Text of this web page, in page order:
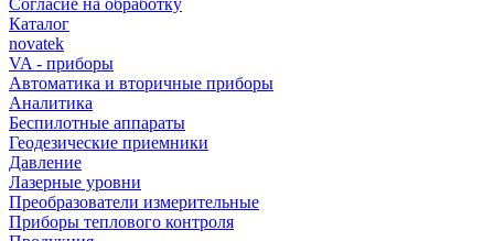
Согласие на обработку
Каталог
novatek
VA - приборы
Автоматика и вторичные приборы
Аналитика
Беспилотные аппараты
Геодезические приемники
Давление
Лазерные уровни
Преобразователи измерительные
Приборы теплового контроля